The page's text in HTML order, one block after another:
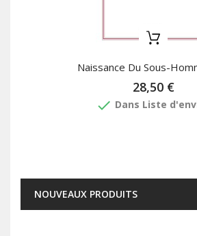
Naissance Du Sous-
28,50 €
done Dans Liste
NOUVEAUX PRODUITS